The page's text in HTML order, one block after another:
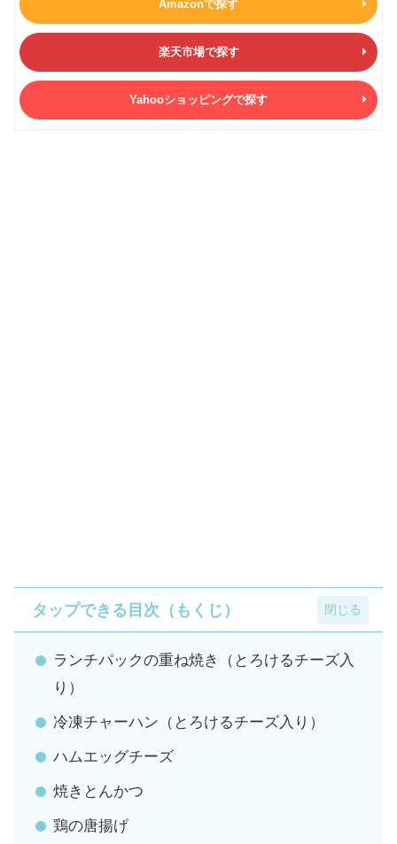
Amazonで探す
楽天市場で探す
Yahooショッピングで探す
タップできる目次（もくじ）
ランチパックの重ね焼き（とろけるチーズ入
り）
冷凍チャーハン（とろけるチーズ入り）
ハムエッグチーズ
焼きとんかつ
鶏の唐揚げ